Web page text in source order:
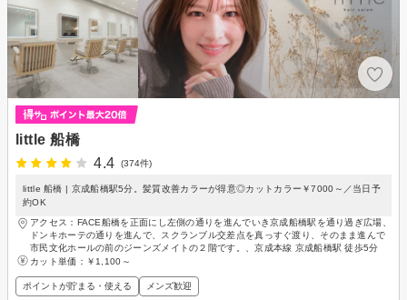
little 船橋
4.4
(374件)
little 船橋 | 京成船橋駅5分。髪質改善カラーが得意◎カットカラー￥7000～／当日予
約OK
アクセス：FACE船橋を正面にし左側の通りを進んでいき京成船橋駅を通り過ぎ広場、
ドンキホーテの通りを進んで、スクランブル交差点を真っすぐ渡り、そのまま進んで
市民文化ホールの前のジーンズメイトの２階です。、京成本線 京成船橋駅 徒歩5分
カット単価： ￥1,100～
ポイントが貯まる・使える メンズ歓迎